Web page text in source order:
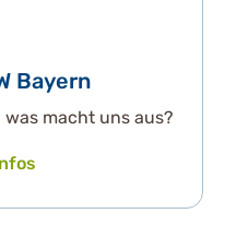
Bayern
macht uns aus?